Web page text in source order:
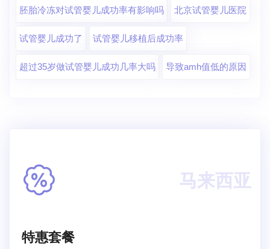
胚胎冷冻对试管婴儿成功率有影响吗 北京试管婴儿医院
试管婴儿成功了 试管婴儿移植后成功率
超过35岁做试管婴儿成功几率大吗 导致amh值低的原因
马来西亚
特惠套餐